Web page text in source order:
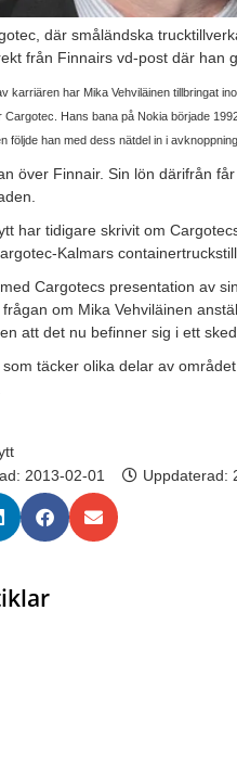
där småländska
från Finnairs vd-post där han
karriären har Mika Vehviläinen tillbringat
Cargotec. Hans bana på Nokia började
följde han med dess nätdel in i
över Finnair. Sin lön därifrån
har tidigare skrivit om
Kalmars
Cargotecs presentation av
frågan om Mika Vehviläinen
att det nu befinner sig i ett
täcker olika delar av
2013-02-01 Uppdaterad: